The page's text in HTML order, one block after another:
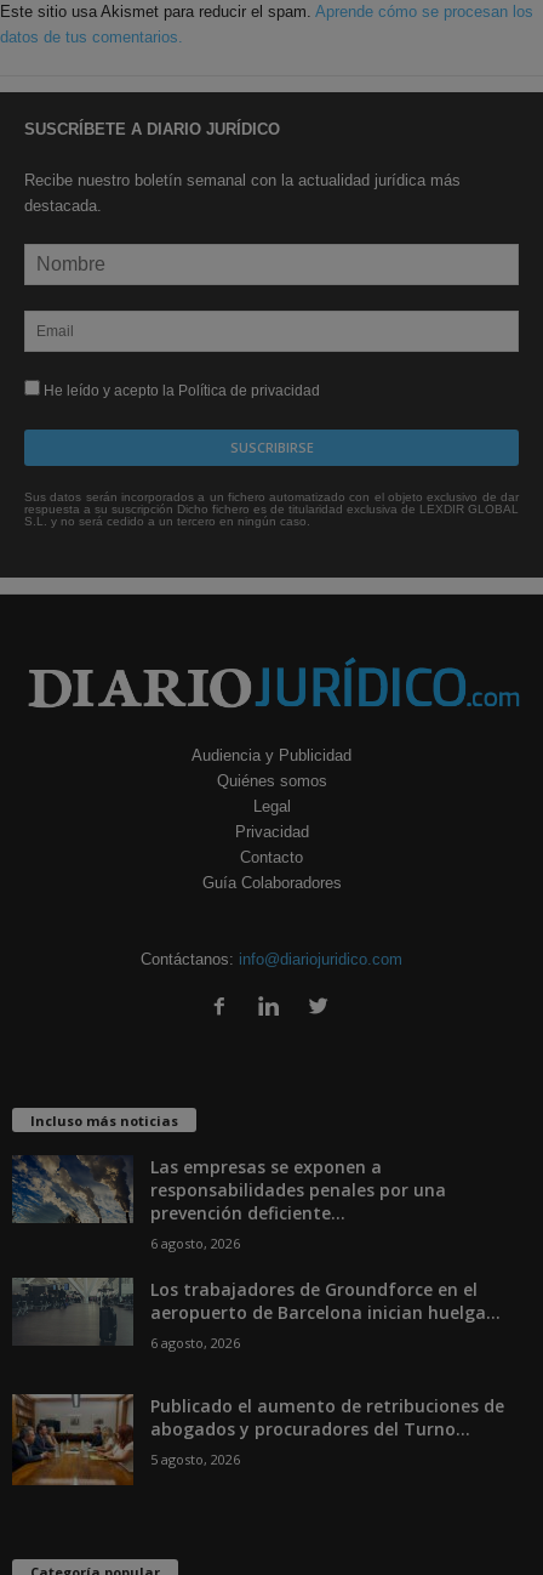
Este sitio usa Akismet para reducir el spam. Aprende cómo se procesan los
datos de tus comentarios.
SUSCRÍBETE A DIARIO JURÍDICO
Recibe nuestro boletín semanal con la actualidad jurídica más
destacada.
He leído y acepto la Política de privacidad
Sus datos serán incorporados a un fichero automatizado con el objeto exclusivo de dar
respuesta a su suscripción Dicho fichero es de titularidad exclusiva de LEXDIR GLOBAL
S.L. y no será cedido a un tercero en ningún caso.
Audiencia y Publicidad
Quiénes somos
Legal
Privacidad
Contacto
Guía Colaboradores
Contáctanos: info@diariojuridico.com
Incluso más noticias
Las empresas se exponen a
responsabilidades penales por una
prevención deficiente...
6 agosto, 2026
Los trabajadores de Groundforce en el
aeropuerto de Barcelona inician huelga...
6 agosto, 2026
Publicado el aumento de retribuciones de
abogados y procuradores del Turno...
5 agosto, 2026